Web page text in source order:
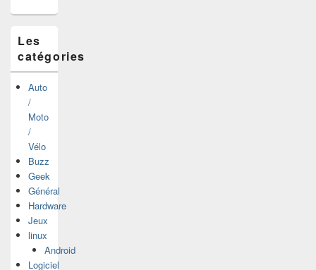
latérale
Les
catégories
Auto
/
Moto
/
Vélo
Buzz
Geek
Général
Hardware
Jeux
linux
Android
Logiciel